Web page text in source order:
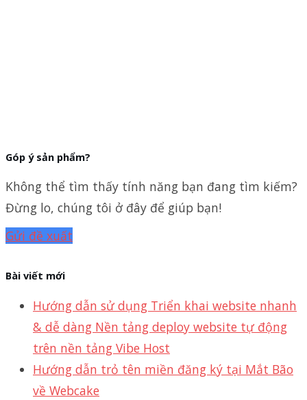
Góp ý sản phẩm?
Không thể tìm thấy tính năng bạn đang tìm kiếm?
Đừng lo, chúng tôi ở đây để giúp bạn!
Gửi đề xuất
Bài viết mới
Hướng dẫn sử dụng Triển khai website nhanh
& dễ dàng Nền tảng deploy website tự động
trên nền tảng Vibe Host
Hướng dẫn trỏ tên miền đăng ký tại Mắt Bão
về Webcake